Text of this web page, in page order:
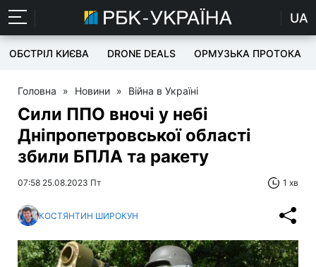
UA
ОБСТРІЛ КИЄВА DRONE DEALS ОРМУЗЬКА ПРОТОКА
Головна » Новини » Війна в Україні
Сили ППО вночі у небі
Дніпропетровської області
збили БПЛА та ракету
07:58 25.08.2023 Пт 1 хв
КОСТЯНТИН ШИРОКУН